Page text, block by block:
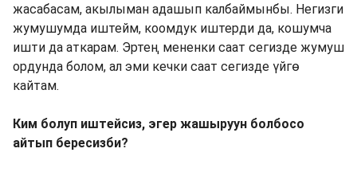
жасабасам, акылыман адашып калбаймынбы. Негизги
жумушумда иштейм, коомдук иштерди да, кошумча
ишти да аткарам. Эртең мененки саат сегизде жумуш
ордунда болом, ал эми кечки саат сегизде үйгө
кайтам.
Ким болуп иштейсиз, эгер жашыруун болбосо
айтып бересизби?